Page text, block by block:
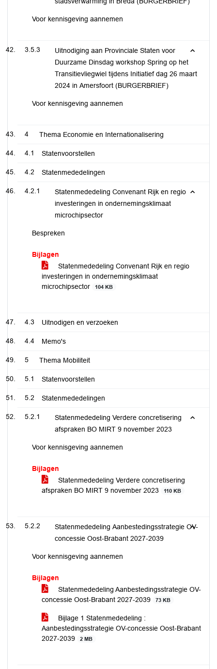
Voor kennisgeving aannemen
3.5.3
Uitnodiging aan Provinciale Staten voor
Duurzame Dinsdag workshop Spring op het
Transitievliegwiel tijdens Initiatief dag 26 maart
2024 in Amersfoort (BURGERBRIEF)
Voor kennisgeving aannemen
4 Thema Economie en Internationalisering
4.1 Statenvoorstellen
4.2 Statenmededelingen
4.2.1
Statenmededeling Convenant Rijk en regio
investeringen in ondernemingsklimaat
microchipsector
Bespreken
Bijlagen
Statenmededeling Convenant Rijk en regio
investeringen in ondernemingsklimaat
microchipsector
104 KB
4.3 Uitnodigen en verzoeken
4.4 Memo's
5 Thema Mobiliteit
5.1 Statenvoorstellen
5.2 Statenmededelingen
5.2.1
Statenmededeling Verdere concretisering
afspraken BO MIRT 9 november 2023
Voor kennisgeving aannemen
Bijlagen
Statenmededeling Verdere concretisering
afspraken BO MIRT 9 november 2023
110 KB
5.2.2
Statenmededeling Aanbestedingsstrategie OV-
concessie Oost-Brabant 2027-2039
Voor kennisgeving aannemen
Bijlagen
Statenmededeling Aanbestedingsstrategie OV-
concessie Oost-Brabant 2027-2039
73 KB
Bijlage 1 Statenmededeling :
Aanbestedingsstrategie OV-concessie Oost-Brabant
2027-2039
2 MB